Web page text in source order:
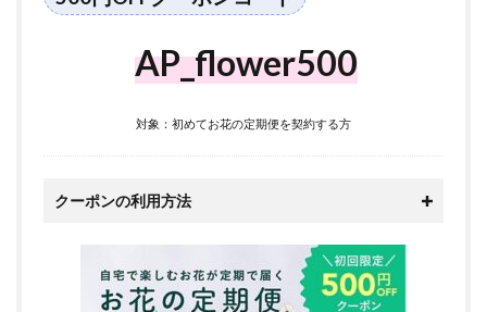
AP_flower500
対象：初めてお花の定期便を契約する方
クーポンの利用方法